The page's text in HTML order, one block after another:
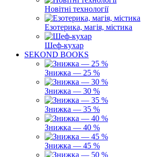
Новітні технології
Езотерика, магія, містика
Шеф-кухар
SEKOND BOOKS
Знижка — 25 %
Знижка — 30 %
Знижка — 35 %
Знижка — 40 %
Знижка — 45 %